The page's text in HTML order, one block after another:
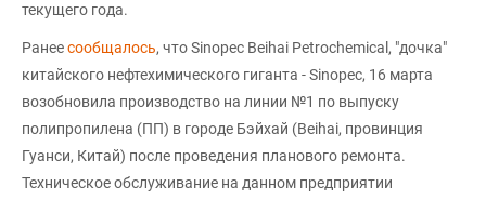
текущего года.
Ранеесообщалось, что Sinopec Beihai Petrochemical, "дочка"
китайского нефтехимического гиганта - Sinopec, 16 марта
возобновила производство на линии №1 по выпуску
полипропилена (ПП) в городе Бэйхай (Beihai, провинция
Гуанси, Китай) после проведения планового ремонта.
Техническое обслуживание на данном предприятии